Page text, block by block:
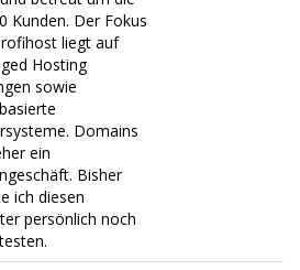
Kunden. Der Fokus
liegt auf
Hosting
sowie
Domains
ein
Bisher
ich diesen
persönlich noch